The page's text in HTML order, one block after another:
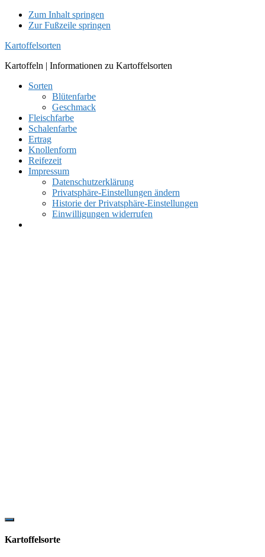
Zum Inhalt springen
Zur Fußzeile springen
Kartoffelsorten
Kartoffeln | Informationen zu Kartoffelsorten
Sorten
Blütenfarbe
Geschmack
Fleischfarbe
Schalenfarbe
Ertrag
Knollenform
Reifezeit
Impressum
Datenschutzerklärung
Privatsphäre-Einstellungen ändern
Historie der Privatsphäre-Einstellungen
Einwilligungen widerrufen
Show
Content
Kartoffelsorte